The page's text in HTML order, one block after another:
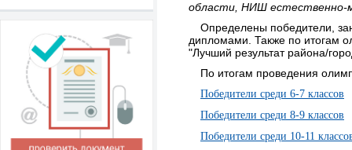
области, НИШ естественно-
Определены победители,
дипломами. Также по итогам
"Лучший результат района/
По итогам проведения
Победители среди 6-7 классов
Победители среди 8-9 классов
Победители среди 10-11